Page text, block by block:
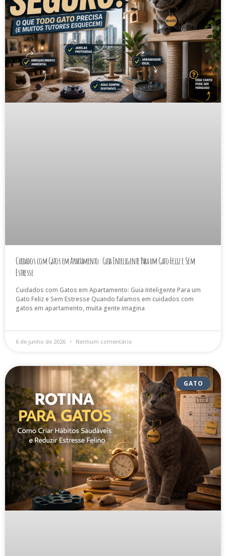
Cuidados com Gatos em Apartamento: Guia Inteligente Para um Gato Feliz e Sem
Estresse
Cuidados com Gatos em Apartamento: Guia Inteligente Para um
Gato Feliz e Sem Estresse Quando falamos em cuidados com
gatos em apartamento, muita gente imagina
6 de junho de 2026 Nenhum comentário
GATO